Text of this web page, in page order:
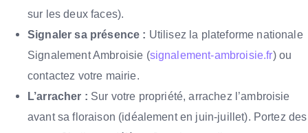
sur les deux faces).
Signaler sa présence : Utilisez la plateforme nationale
Signalement Ambroisie (signalement-ambroisie.fr) ou
contactez votre mairie.
L’arracher : Sur votre propriété, arrachez l’ambroisie
avant sa floraison (idéalement en juin-juillet). Portez des